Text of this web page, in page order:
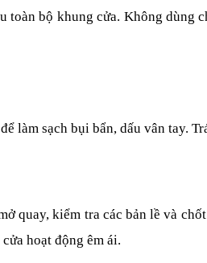
bộ khung cửa. Không dùng
làm sạch bụi bẩn, dấu vân tay.
kiểm tra các bản lề và
hoạt động êm ái.